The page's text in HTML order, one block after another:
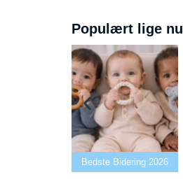
Populært lige nu
Bedste Puslebord 2026